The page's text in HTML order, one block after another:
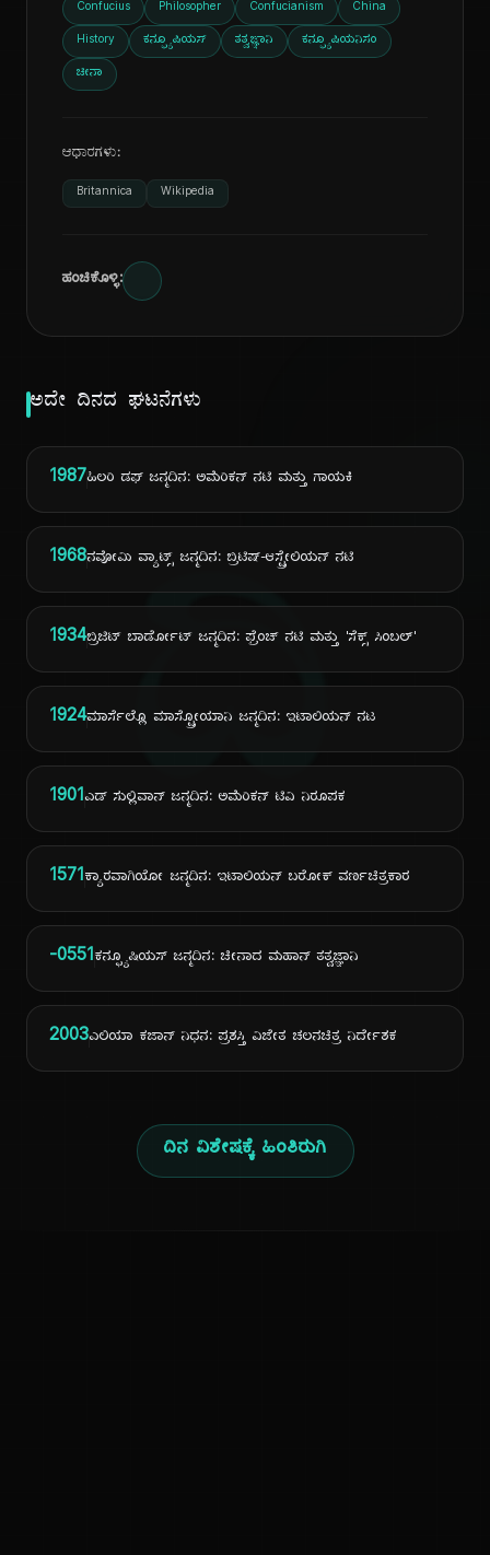
ದಿ
Confucius Philosopher Confucianism China
History ಕನ್ಫ್ಯೂಷಿಯಸ್ ತತ್ವಜ್ಞಾನಿ ಕನ್ಫ್ಯೂಷಿಯನಿಸಂ
ಚೀನಾ
ಆಧಾರಗಳು:
Britannica Wikipedia
ಹಂಚಿಕೊಳ್ಳಿ:
ಅದೇ ದಿನದ ಘಟನೆಗಳು
1987ಹಿಲರಿ ಡಫ್ ಜನ್ಮದಿನ: ಅಮೆರಿಕನ್ ನಟಿ ಮತ್ತು ಗಾಯಕಿ
1968ನವೋಮಿ ವ್ಯಾಟ್ಸ್ ಜನ್ಮದಿನ: ಬ್ರಿಟಿಷ್-ಆಸ್ಟ್ರೇಲಿಯನ್ ನಟಿ
1934ಬ್ರಿಜಿಟ್ ಬಾರ್ಡೋಟ್ ಜನ್ಮದಿನ: ಫ್ರೆಂಚ್ ನಟಿ ಮತ್ತು 'ಸೆಕ್ಸ್ ಸಿಂಬಲ್'
1924ಮಾರ್ಸೆಲ್ಲೊ ಮಾಸ್ಟ್ರೋಯಾನಿ ಜನ್ಮದಿನ: ಇಟಾಲಿಯನ್ ನಟ
1901ಎಡ್ ಸುಲ್ಲಿವಾನ್ ಜನ್ಮದಿನ: ಅಮೆರಿಕನ್ ಟಿವಿ ನಿರೂಪಕ
1571ಕ್ಯಾರವಾಗಿಯೋ ಜನ್ಮದಿನ: ಇಟಾಲಿಯನ್ ಬರೋಕ್ ವರ್ಣಚಿತ್ರಕಾರ
-0551ಕನ್ಫ್ಯೂಷಿಯಸ್ ಜನ್ಮದಿನ: ಚೀನಾದ ಮಹಾನ್ ತತ್ವಜ್ಞಾನಿ
2003ಎಲಿಯಾ ಕಜಾನ್ ನಿಧನ: ಪ್ರಶಸ್ತಿ ವಿಜೇತ ಚಲನಚಿತ್ರ ನಿರ್ದೇಶಕ
ದಿನ ವಿಶೇಷಕ್ಕೆ ಹಿಂತಿರುಗಿ